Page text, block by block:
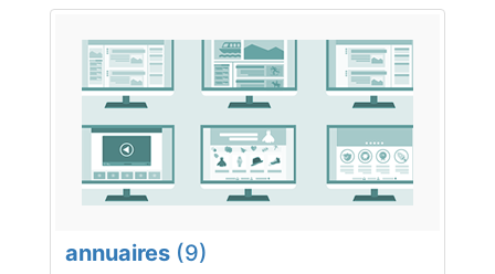
annuaires (9)